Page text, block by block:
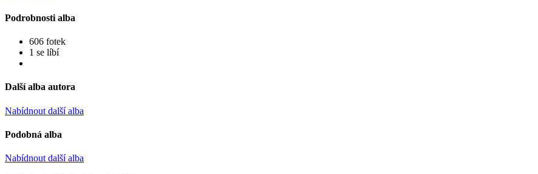
Podrobnosti alba
606 fotek
1 se líbí
Další alba autora
Nabídnout další alba
Podobná alba
Nabídnout další alba